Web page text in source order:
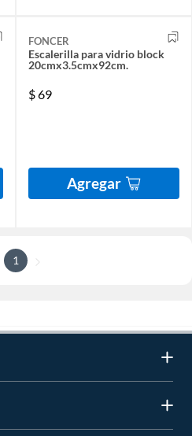
FONCER
Escalerilla para vidrio block
20cmx3.5cmx92cm.
$69
Agregar
1